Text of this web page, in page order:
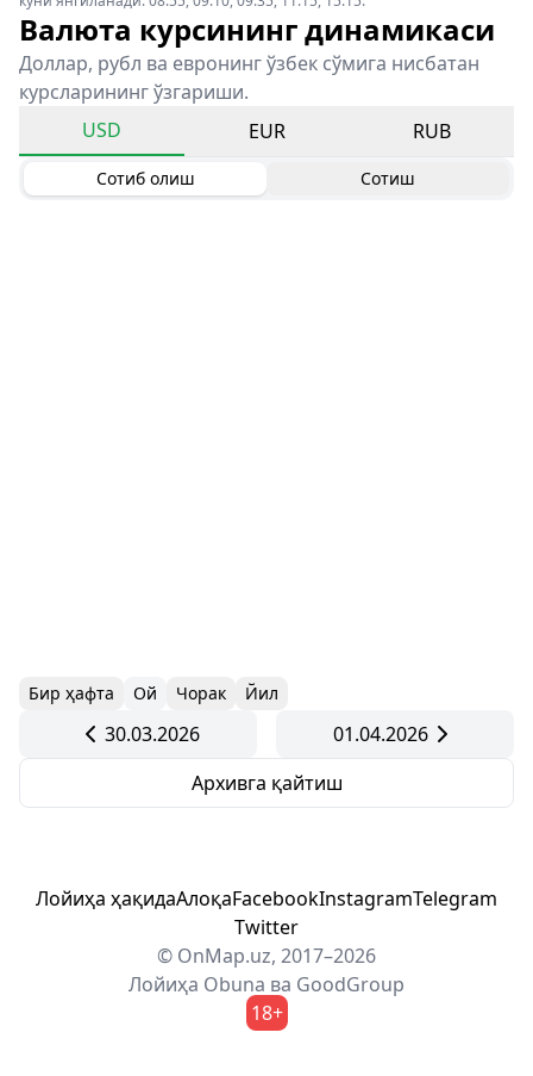
Валюта курсининг динамикаси
Доллар, рубл ва евронинг ўзбек сўмига нисбатан
курсларининг ўзгариши.
USD
EUR RUB
Сотиб олиш Сотиш
Бир ҳафта Ой Чорак Йил
30.03.2026
01.04.2026
Архивга қайтиш
Лойиҳа ҳақидаАлоқаFacebookInstagramTelegram
Twitter
© OnMap.uz, 2017–2026
Лойиҳа Obuna ва GoodGroup
18+